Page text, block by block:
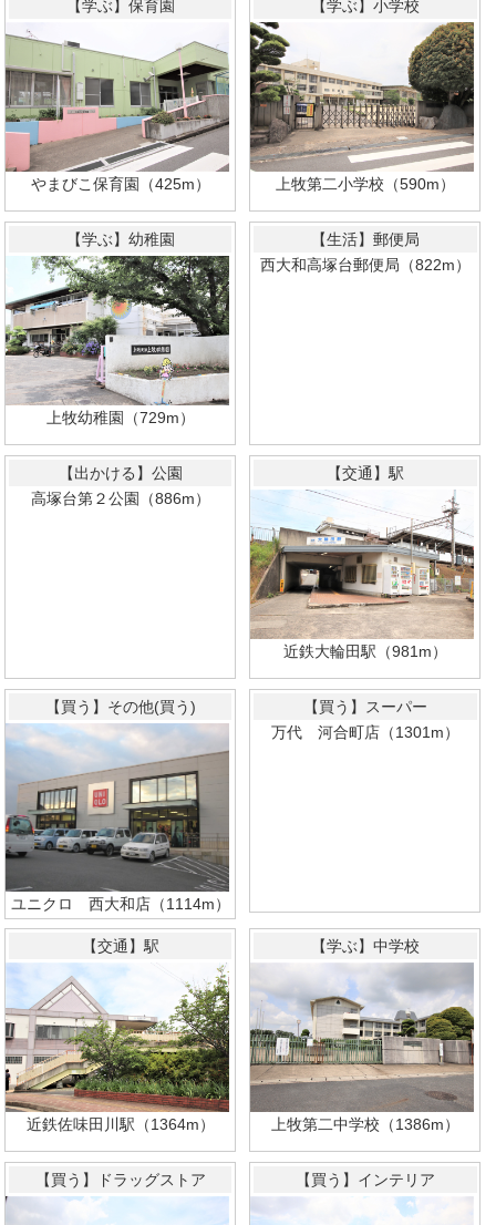
【学ぶ】保育園
やまびこ保育園（425m）
【学ぶ】小学校
上牧第二小学校（590m）
【学ぶ】幼稚園
上牧幼稚園（729m）
【生活】郵便局
西大和高塚台郵便局（822m）
【出かける】公園
高塚台第２公園（886m）
【交通】駅
近鉄大輪田駅（981m）
【買う】その他(買う)
ユニクロ 西大和店（1114m）
【買う】スーパー
万代 河合町店（1301m）
【交通】駅
近鉄佐味田川駅（1364m）
【学ぶ】中学校
上牧第二中学校（1386m）
【買う】ドラッグストア 【買う】インテリア